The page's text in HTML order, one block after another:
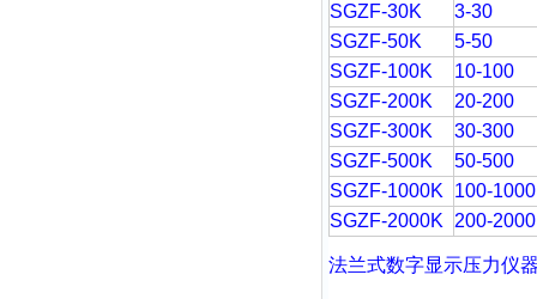
SGZF-30K
3-30
SGZF-50K
5-50
SGZF-100K
10-100
SGZF-200K
20-200
SGZF-300K
30-300
SGZF-500K
50-500
SGZF-1000K
100-1000
SGZF-2000K
200-2000
法兰式数字显示压力仪